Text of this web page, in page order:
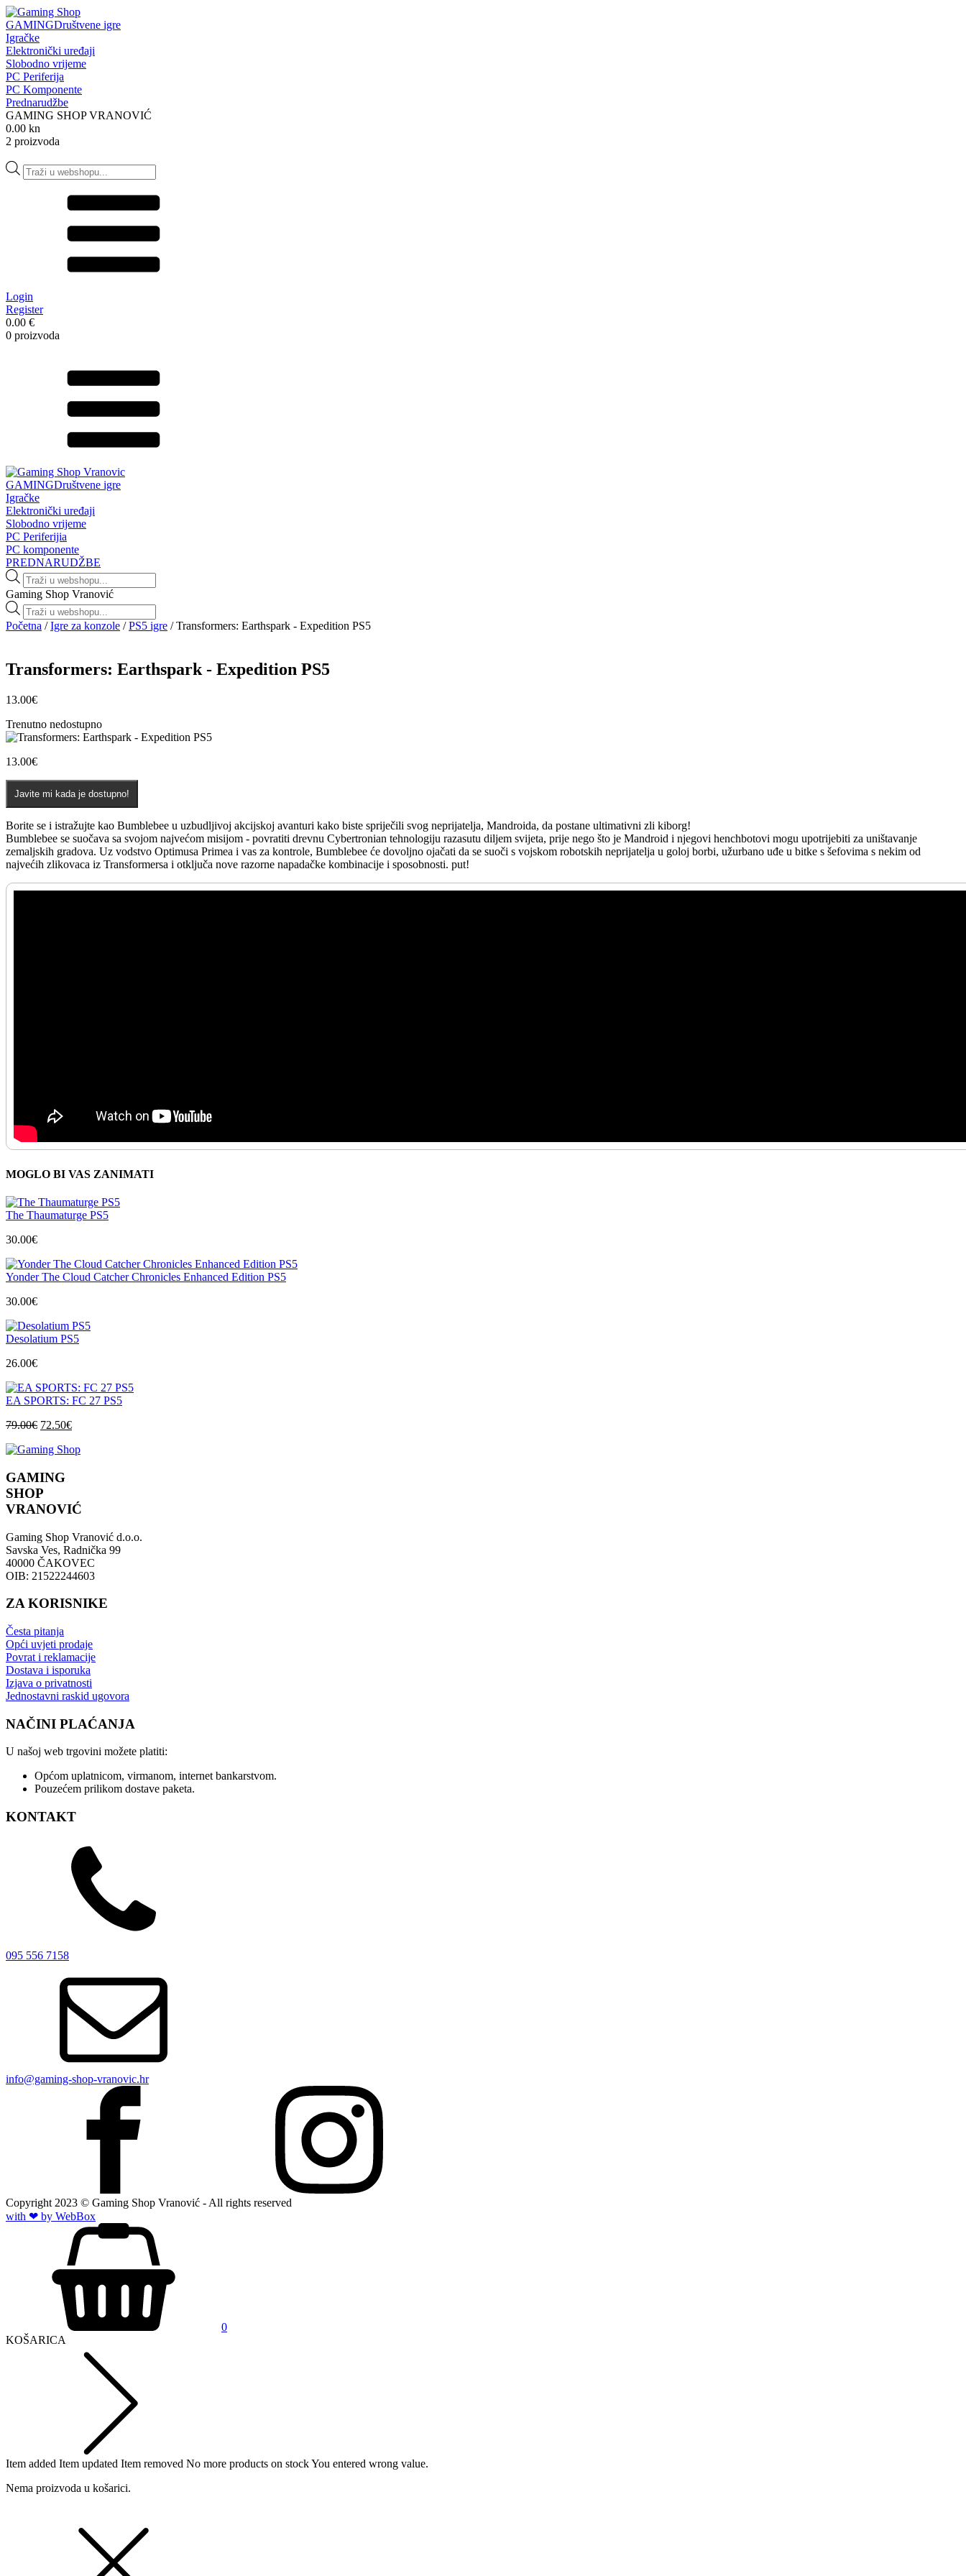
GAMINGDruštvene igre
Igračke
Elektronički uređaji
Slobodno vrijeme
PC Periferija
PC Komponente
Prednarudžbe
GAMING SHOP VRANOVIĆ
0.00 kn
2 proizvoda
Products
search
Login
Register
0.00 €
0 proizvoda
GAMINGDruštvene igre
Igračke
Elektronički uređaji
Slobodno vrijeme
PC Periferijia
PC komponente
PREDNARUDŽBE
Products
search
Gaming Shop Vranović
Products
search
Početna /Igre za konzole /PS5 igre / Transformers: Earthspark - Expedition PS5
Transformers: Earthspark - Expedition PS5
13.00€
Trenutno nedostupno
13.00€
Javite mi kada je dostupno!
Borite se i istražujte kao Bumblebee u uzbudljivoj akcijskoj avanturi kako biste spriječili svog neprijatelja, Mandroida, da postane ultimativni zli kiborg!
Bumblebee se suočava sa svojom najvećom misijom - povratiti drevnu Cybertronian tehnologiju razasutu diljem svijeta, prije nego što je Mandroid i njegovi henchbotovi mogu upotrijebiti za uništavanje
zemaljskih gradova. Uz vodstvo Optimusa Primea i vas za kontrole, Bumblebee će dovoljno ojačati da se suoči s vojskom robotskih neprijatelja u goloj borbi, užurbano uđe u bitke s šefovima s nekim od
najvećih zlikovaca iz Transformersa i otključa nove razorne napadačke kombinacije i sposobnosti. put!
MOGLO BI VAS ZANIMATI
The Thaumaturge PS5
30.00€
Yonder The Cloud Catcher Chronicles Enhanced Edition PS5
30.00€
Desolatium PS5
26.00€
EA SPORTS: FC 27 PS5
79.00€ Izvorna
bila
79.00€.
72.50€Trenutna
je:
GAMING
SHOP
VRANOVIĆ
Gaming Shop Vranović d.o.o.
Savska Ves, Radnička 99
40000 ČAKOVEC
OIB: 21522244603
ZA KORISNIKE
Česta pitanja
Opći uvjeti prodaje
Povrat i reklamacije
Dostava i isporuka
Izjava o privatnosti
Jednostavni raskid ugovora
NAČINI PLAĆANJA
U našoj web trgovini možete platiti:
Općom uplatnicom, virmanom, internet bankarstvom.
Pouzećem prilikom dostave paketa.
KONTAKT
095 556 7158
info@gaming-shop-vranovic.hr
Copyright 2023 © Gaming Shop Vranović - All rights reserved
with ❤ by WebBox
0
KOŠARICA
Item added Item updated Item removed No more products on stockYou entered wrong value.
Nema proizvoda u košarici.